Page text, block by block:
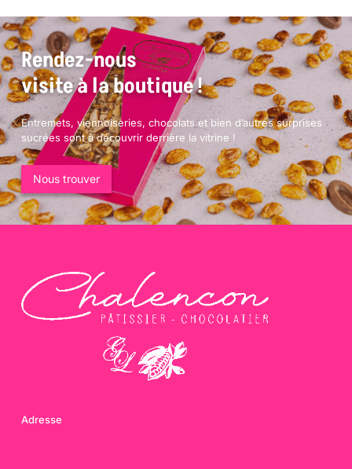
Rendez-nous
visite à la boutique !
Entremets, viennoiseries, chocolats et bien d’autres surprises
sucrées sont à découvrir derrière la vitrine !
Nous trouver
Adresse